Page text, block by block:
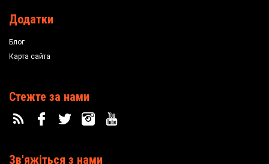
Додатки
Блог
Карта сайта
Стежте за нами
Зв'яжіться з нами